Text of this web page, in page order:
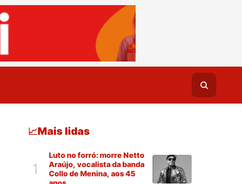
📈Mais lidas
1
Luto no forró: morre Netto
Araújo, vocalista da banda
Collo de Menina, aos 45